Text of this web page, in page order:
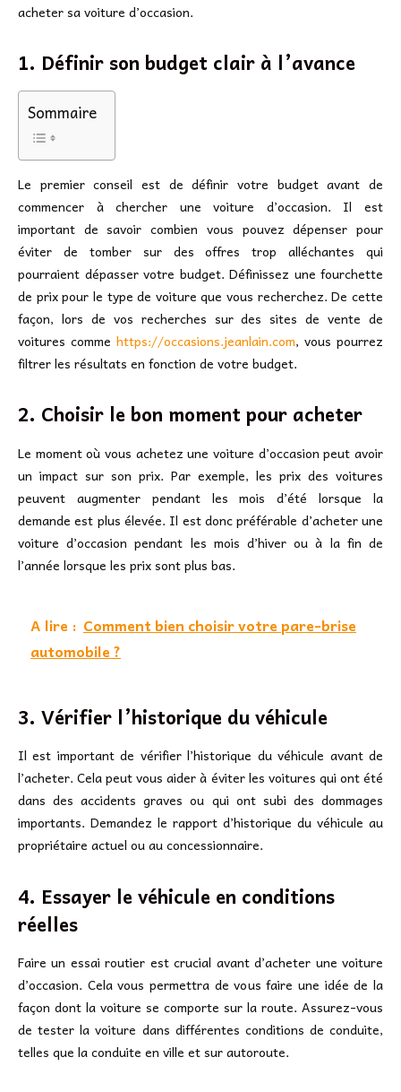
acheter sa voiture d’occasion.
1. Définir son budget clair à l’avance
Sommaire
Le premier conseil est de définir votre budget avant de
commencer à chercher une voiture d’occasion. Il est
important de savoir combien vous pouvez dépenser pour
éviter de tomber sur des offres trop alléchantes qui
pourraient dépasser votre budget. Définissez une fourchette
de prix pour le type de voiture que vous recherchez. De cette
façon, lors de vos recherches sur des sites de vente de
voitures comme https://occasions.jeanlain.com, vous pourrez
filtrer les résultats en fonction de votre budget.
2. Choisir le bon moment pour acheter
Le moment où vous achetez une voiture d’occasion peut avoir
un impact sur son prix. Par exemple, les prix des voitures
peuvent augmenter pendant les mois d’été lorsque la
demande est plus élevée. Il est donc préférable d’acheter une
voiture d’occasion pendant les mois d’hiver ou à la fin de
l’année lorsque les prix sont plus bas.
A lire : Comment bien choisir votre pare-brise
automobile ?
3. Vérifier l’historique du véhicule
Il est important de vérifier l’historique du véhicule avant de
l’acheter. Cela peut vous aider à éviter les voitures qui ont été
dans des accidents graves ou qui ont subi des dommages
importants. Demandez le rapport d’historique du véhicule au
propriétaire actuel ou au concessionnaire.
4. Essayer le véhicule en conditions
réelles
Faire un essai routier est crucial avant d’acheter une voiture
d’occasion. Cela vous permettra de vous faire une idée de la
façon dont la voiture se comporte sur la route. Assurez-vous
de tester la voiture dans différentes conditions de conduite,
telles que la conduite en ville et sur autoroute.